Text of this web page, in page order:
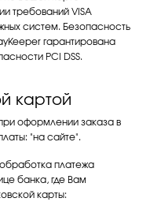
требований VISA
систем. Безопасность
гарантирована
PCI DSS.
картой
оформлении заказа в
"на сайте".
платежа
банка, где Вам
карты: